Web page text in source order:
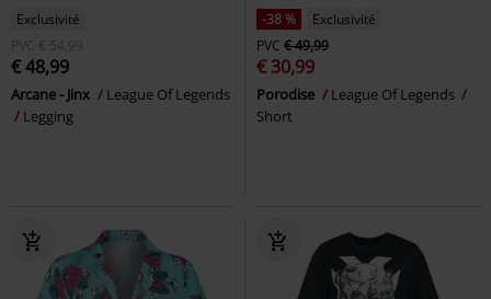
Exclusivité
PVC € 54,99
€ 48,99
Arcane - Jinx
League Of Legends
Legging
-38 %
Exclusivité
PVC € 49,99
€ 30,99
Porodise
League Of Legends
Short